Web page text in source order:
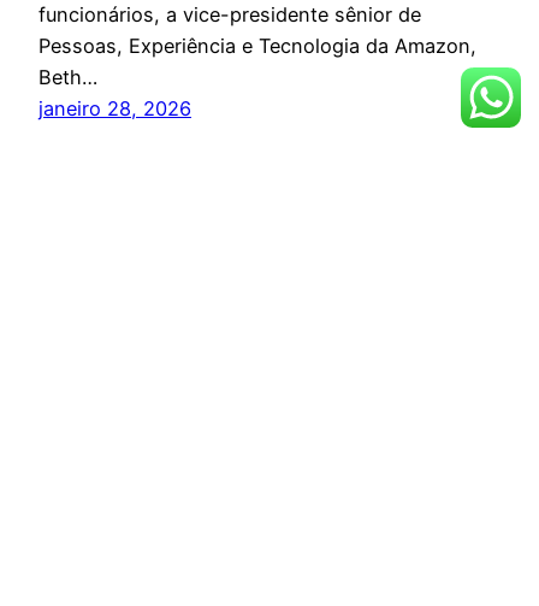
funcionários, a vice-presidente sênior de
Pessoas, Experiência e Tecnologia da Amazon,
Beth…
janeiro 28, 2026